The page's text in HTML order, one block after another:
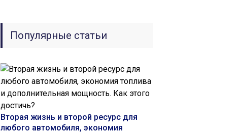
Популярные статьи
Вторая жизнь и второй ресурс для
любого автомобиля, экономия